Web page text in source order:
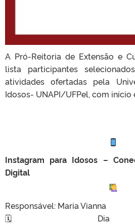
A Pró-Reitoria de Extensão e
lista participantes
atividades ofertadas pela
Idosos- UNAPI/UFPel, com
Instagram para Idosos –
Digital
Responsável: Maria Vianna
🗓 Dia